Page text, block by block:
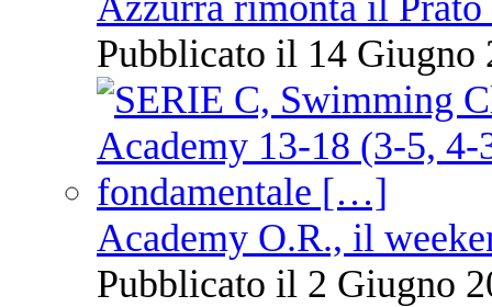
Pubblicato il 14 Giugno
Academy O.R., il
Pubblicato il 2 Giugno